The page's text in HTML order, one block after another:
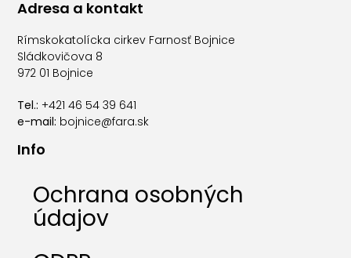
Info
Ochrana osobných
údajov
Adresa a kontakt
Rímskokatolícka cirkev Farnosť Bojnice
Sládkovičova 8
972 01 Bojnice
Tel.: +421 46 54 39 641
e-mail: bojnice@fara.sk